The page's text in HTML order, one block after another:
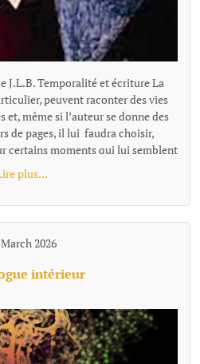
hétérogènes sans marqueurs logiques ou causaux explicites. Les parties séparées se suivent avec une relation qui peut rester flottante ou associative et qui relève davantage de la résonance, de l’écho, de la juxtaposition, de la variation ou de la contradiction que de la succession ordonnée. Contrairement au montage ou à la construction classique, les fragments ne sont pas nécessairement organisés en système. Le mot qui caractérise le mieux le fragment, c'est l'autonomie. Le fragment est un texte bref mais complet. On parle alors de texte fragmentaire, de narration éclatée, d'écriture discontinue. Dans sa forme la plus radicale (Blanchot, Cioran tardif, certaines proses de Jabès, Handke dans Le Malheur sans désirs, ou encore Pascal Quignard), le fragment ne se situe pas dans une hiérarchie et leur ordre peut être modifié sans détruire l'ensemble ou sans que l'on puisse y voir une faille par rapport à une hiérarchie narrative. Cette déconstruction de l'idée de totalité et d'ordre est parfois désignée comme le « non-lien » ou le « rapport sans rapport » (Blanchot). Le fragment a été inauguré par Friedrich Schlegel et la tradition romantique. « La littérature est le fragment de tous les fragments » a pu écrire Goethe. Le fragment n’est pas un morceau d’un tout, mais une forme ouverte. On peut parler aussi d'une poétique différente de celle de l'ellipse : d'une tentation ou d'une recherche de l’inachèvement. Fragmentation, concentration, condensation L'expression « écriture fragmentaire » peut recouvrir des formes différentes qu'on ne peut simplement assimiler et résumer par l'idée de discontinuité. La « fragmentation » n’est pas un procédé unique, mais une famille de formes de ruptures selon le niveau et le type d'autonomie recherchés. Il faut rappeler que de nombreux textes, notamment contemporains, utilisent à la fois l'ellipse temporelle et une forme de fragmentation dans des orientations multiples. La frontière ellipse / fragment (et c'est le propre de toute notion littéraire, nous ne sommes pas en mathématique...) devient parfois poreuse. On peut citer dans le domaine poétique René Char avec des fragments très autonomes, mais parfois une thématique de la Résistance ou une chronologie émotionnelle diffuse les relie subtilement. Et dans l'autofiction : Annie Ernaux, dans certains livres comme Les Années, mélange écriture fragmentaire et ellipses temporelles très marquées avec une chronologie historique quand même lisible. Notons égalment que l'écriture fragmentaire peut aussi se marquer, non par l'absence de repère mais par une proportion texte/totalité. Raconter une existence humaine en quelques paragraphes séparés, même avec quelques indications, procède du fragment. Trop de choses manquent pour que la perception de la discontinuité, du vide, ne prime pas sur celle d'une totalité. On peut placer dans cette catégorie le livre «Roland Barthes par Roland Barthes », une biographie que l'auteur veiut "éclatée" en chapitres comment autant de fragments de vie avec comme incipit, par exemple : Au moment du premier cri… Au tableau noir… La première fois qu…. A trente ans… La dernière fois qu… A son dernier instant… Les repères temporels sont là, mais la chronologie complète s'estompe au profit d'instantanés qui, certes renvoie à l'idée de biographie, mais celle-ci, largement absente, ne peut qu'être très partiellement reconstituée. Beaucoup de textes ne sont pas fragmentés au sens de complètement décousus et composés de morceaux sans liens explicites, mais la façon de raconter par de menus éléments, des micro scènes pour évoquer un temps très long, laissant tout le reste dans l'ombre sont tellement concentrés, condensés qu'ils donnent une impression de fragmentation malgré les ellipses et repères. Exemple d' écriture ellpitique, concentrée jusqu'au fragmentaire et pourtant très évocatrice : "À dix-huit ans, Pierre quitta la maison campagnarde où il était né. Au moment précis où il s’en alla, sa vieille mère infirme était dans Ie lit de la chambre bleue dans laquelle il y avait le daguerréotype de son père, des plumes de paon dans un vase, et une pendule représentant Paul et Virginie, et qui indiquait trois heures. Dans la cour, sous le figuier, son grand-père se reposait. Dans le jardin, il y avait sa fiancée, des roses et des poiriers luisants. Pierre alla gagner sa vie, dans un pays où il y avait des nègres, des perroquets, des caoutchoucs, de la mélasse, des fièvres et des serpents. Il y demeura trente ans. Au moment précis où il revint dans la maison campagnarde où il était né, la chambre bleue était devenue blanche, sa mère reposait au sein de Dieu, Ie portrait de son père n’était plus là, et les plumes du paon et le vase avaient disparu. Un objet quelconque remplaçait la pendule. Dans la cour, sous le figuier où son défunt grand-père se reposa, il y avait des écuelles cassées et une pauvre poule malade. Dans le jardin de roses et de poiriers luisants où fut sa fiancée, iI y avait une vieille dame. L’histoire ne dit pas qui elle était." Francis Jammes, Le Roman du lièvre (1922) Fragmentation, continuité... modernité ? Au-delà du constat et de la nécessaire définition des termes, le choix de la fragmentation, par opposition à la continuité et sa construction, est une manière de se positionner par rapport à des questionnements de notre époque. La pratique du fragment correspond à un désir de coller ou d'exprimer sa dimension nettement discontinue, fragmentée, mais aussi, plus largement, de se placer dans u
plus...
2026
intérieur